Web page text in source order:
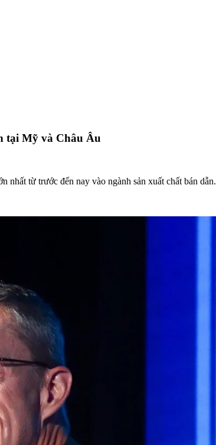
tại Mỹ và Châu Âu
từ trước đến nay vào ngành sản xuất chất bán dẫn.